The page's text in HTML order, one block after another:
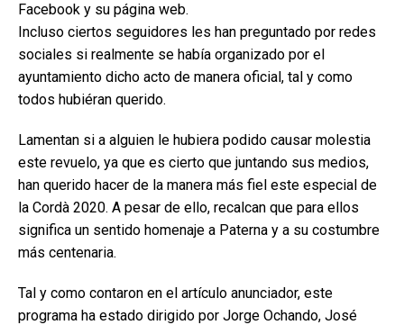
Facebook y su página web.
Incluso ciertos seguidores les han preguntado por redes
sociales si realmente se había organizado por el
ayuntamiento dicho acto de manera oficial, tal y como
todos hubiéran querido.
Lamentan si a alguien le hubiera podido causar molestia
este revuelo, ya que es cierto que juntando sus medios,
han querido hacer de la manera más fiel este especial de
la Cordà 2020. A pesar de ello, recalcan que para ellos
significa un sentido homenaje a Paterna y a su costumbre
más centenaria.
Tal y como contaron en el artículo anunciador, este
programa ha estado dirigido por Jorge Ochando, José